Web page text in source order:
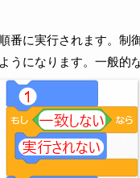
番に実行されます。
うになります。一般